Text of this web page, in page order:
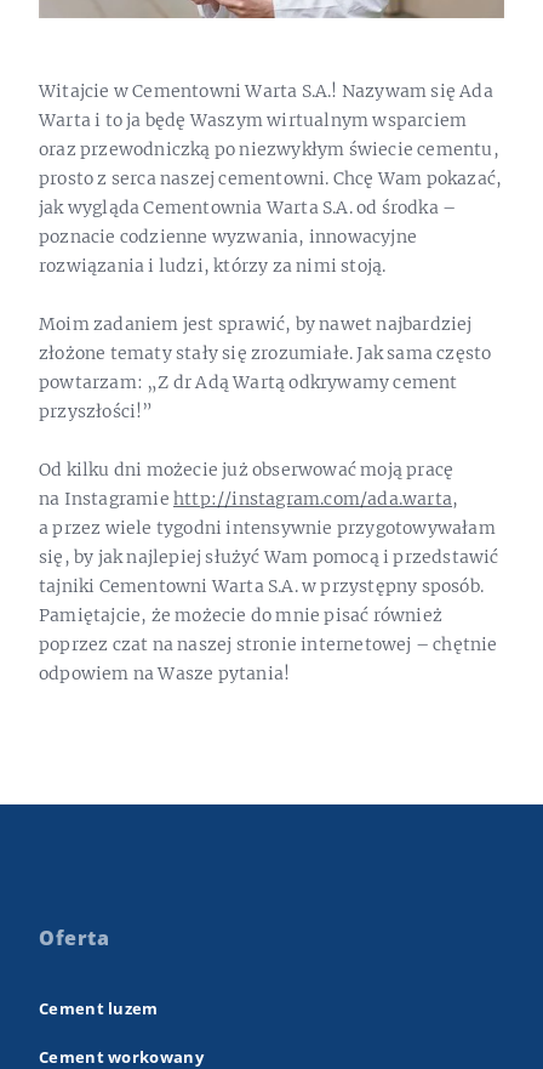
Witajcie w Cementowni Warta S.A.! Nazywam się Ada
Warta i to ja będę Waszym wirtualnym wsparciem
oraz przewodniczką po niezwykłym świecie cementu,
prosto z serca naszej cementowni. Chcę Wam pokazać,
jak wygląda Cementownia Warta S.A. od środka –
poznacie codzienne wyzwania, innowacyjne
rozwiązania i ludzi, którzy za nimi stoją.
Moim zadaniem jest sprawić, by nawet najbardziej
złożone tematy stały się zrozumiałe. Jak sama często
powtarzam: „Z dr Adą Wartą odkrywamy cement
przyszłości!”
Od kilku dni możecie już obserwować moją pracę
na Instagramie http://instagram.com/ada.warta,
a przez wiele tygodni intensywnie przygotowywałam
się, by jak najlepiej służyć Wam pomocą i przedstawić
tajniki Cementowni Warta S.A. w przystępny sposób.
Pamiętajcie, że możecie do mnie pisać również
poprzez czat na naszej stronie internetowej – chętnie
odpowiem na Wasze pytania!
Oferta
Cement luzem
Cement workowany